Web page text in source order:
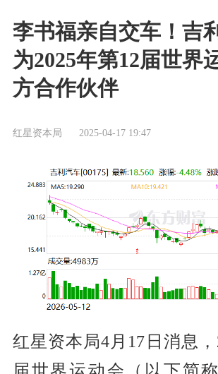
李书福亲自交车！吉
为2025年第12届世界
方合作伙伴
红星资本局 2025-04-17 19:47
红星资本局4月17日消息，